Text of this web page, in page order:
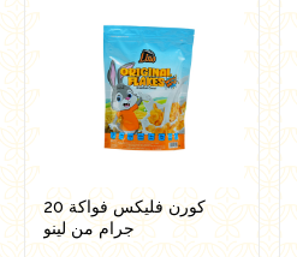
كورن فليكس فواكة 20
جرام من لينو